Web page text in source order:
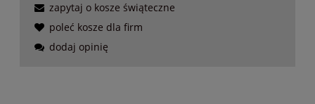
zapytaj o kosze świąteczne
poleć kosze dla firm
dodaj opinię